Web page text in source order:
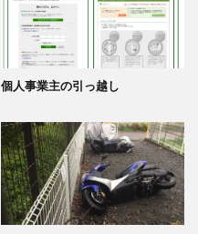
個人事業主の引っ越し